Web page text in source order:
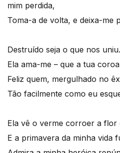
mim perdida,
Toma-a de volta, e deixa-me
Destruído seja o que nos uniu.
Ela ama-me – que a tua
Feliz quem, mergulhado no
Tão facilmente como eu
Ela vê o verme corroer a flor
E a primavera da minha vida